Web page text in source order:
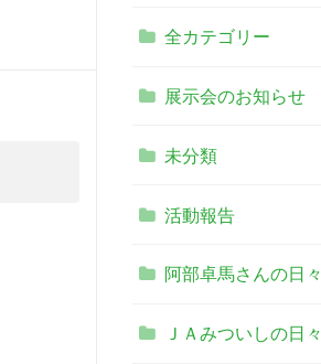
全カテゴリー
展示会のお知らせ
未分類
活動報告
阿部卓馬さんの日々
ＪＡみついしの日々